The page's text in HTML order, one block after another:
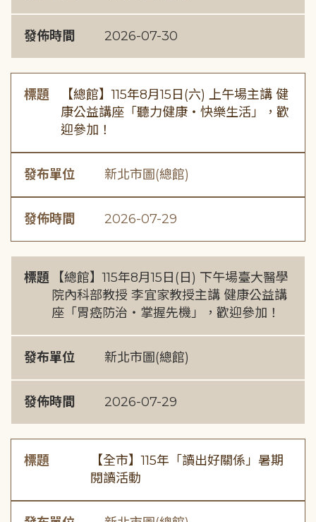
發佈時間 2026-07-30
標題
【總館】115年8月15日(六) 上午場主講 健
康公益講座「聽力健康・快樂生活」，歡
迎參加！
發布單位 新北市圖(總館)
發佈時間 2026-07-29
標題
【總館】115年8月15日(日) 下午場臺大醫學
院內科部教授 李宜家教授主講 健康公益講
座「胃癌防治・掌握先機」，歡迎參加！
發布單位 新北市圖(總館)
發佈時間 2026-07-29
標題
【全市】115年「讀出好關係」暑期
閱讀活動